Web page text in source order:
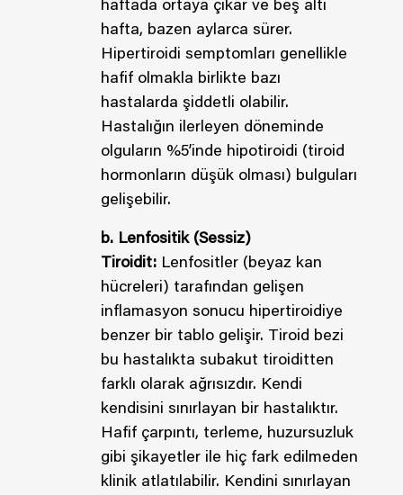
haftada ortaya çıkar ve beş altı
hafta, bazen aylarca sürer.
Hipertiroidi semptomları genellikle
hafif olmakla birlikte bazı
hastalarda şiddetli olabilir.
Hastalığın ilerleyen döneminde
olguların %5’inde hipotiroidi (tiroid
hormonların düşük olması) bulguları
gelişebilir.
b. Lenfositik (Sessiz)
Tiroidit: Lenfositler (beyaz kan
hücreleri) tarafından gelişen
inflamasyon sonucu hipertiroidiye
benzer bir tablo gelişir. Tiroid bezi
bu hastalıkta subakut tiroiditten
farklı olarak ağrısızdır. Kendi
kendisini sınırlayan bir hastalıktır.
Hafif çarpıntı, terleme, huzursuzluk
gibi şikayetler ile hiç fark edilmeden
klinik atlatılabilir. Kendini sınırlayan